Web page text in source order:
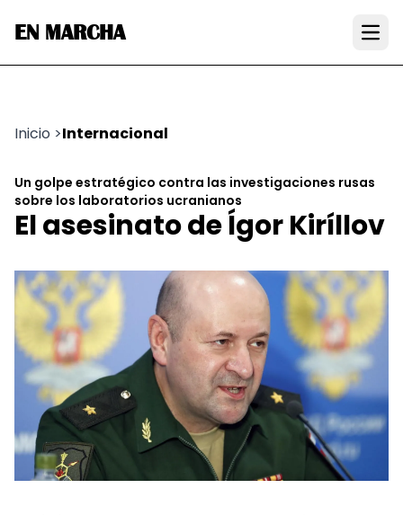
EN MARCHA
Inicio >Internacional
Un golpe estratégico contra las investigaciones rusas
sobre los laboratorios ucranianos
El asesinato de Ígor Kiríllov